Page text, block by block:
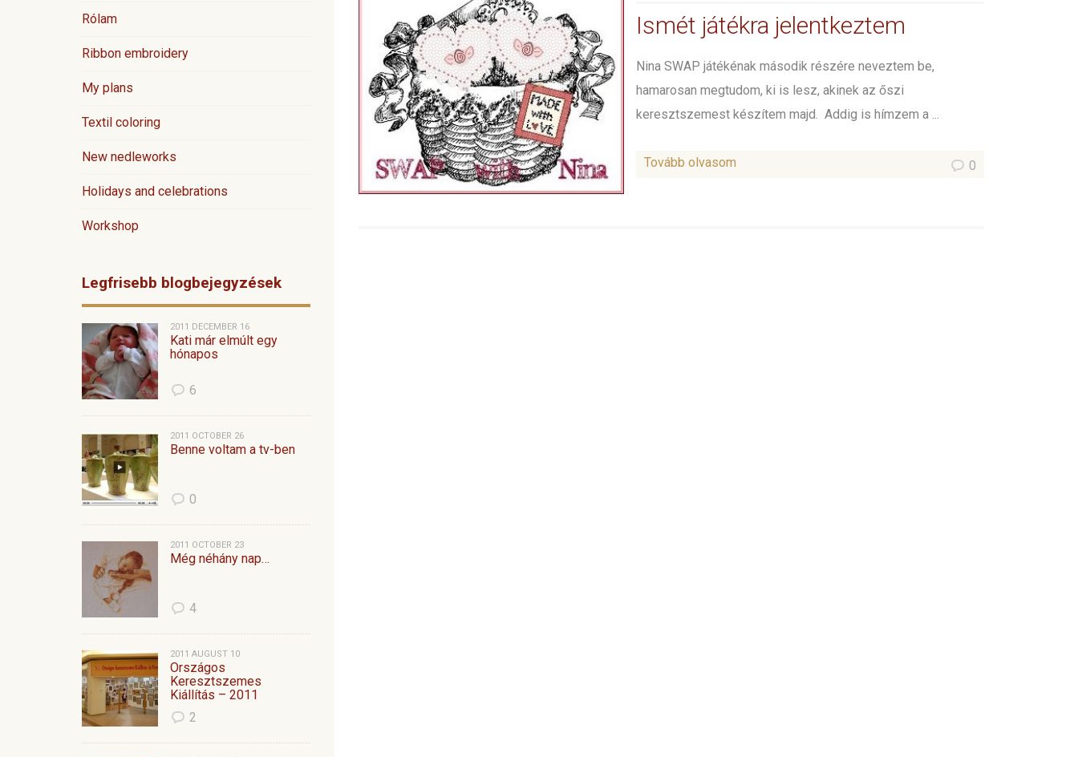
Rólam
Ribbon embroidery
My plans
Textil coloring
New nedleworks
Holidays and celebrations
Workshop
Legfrisebb blogbejegyzések
2011 DECEMBER 16
Kati már elmúlt egy
hónapos
6
2011 OCTOBER 26
Benne voltam a tv-ben
0
2011 OCTOBER 23
Még néhány nap…
4
2011 AUGUST 10
Országos
Keresztszemes
Kiállítás – 2011
2
Ismét játékra jelentkeztem
Nina SWAP játékénak második részére neveztem be,
hamarosan megtudom, ki is lesz, akinek az őszi
keresztszemest készítem majd. Addig is hímzem a ...
Tovább olvasom 0